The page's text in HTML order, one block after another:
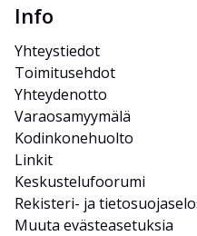
Info
Yhteystiedot
Toimitusehdot
Yhteydenotto
Varaosamyymälä
Kodinkonehuolto
Linkit
Keskustelufoorumi
Rekisteri- ja
Muuta evästeasetuksia